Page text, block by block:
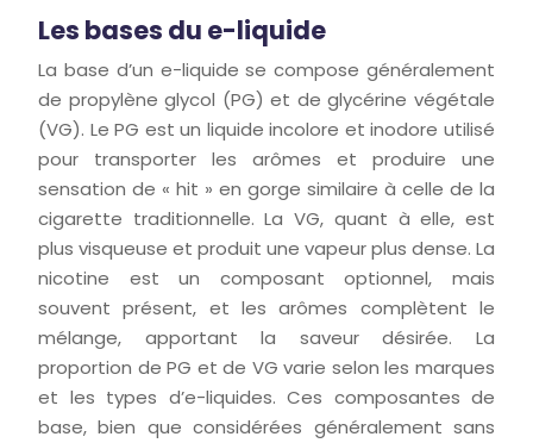
Les bases du e-liquide
La base d’un e-liquide se compose généralement
de propylène glycol (PG) et de glycérine végétale
(VG). Le PG est un liquide incolore et inodore utilisé
pour transporter les arômes et produire une
sensation de « hit » en gorge similaire à celle de la
cigarette traditionnelle. La VG, quant à elle, est
plus visqueuse et produit une vapeur plus dense. La
nicotine est un composant optionnel, mais
souvent présent, et les arômes complètent le
mélange, apportant la saveur désirée. La
proportion de PG et de VG varie selon les marques
et les types d’e-liquides. Ces composantes de
base, bien que considérées généralement sans